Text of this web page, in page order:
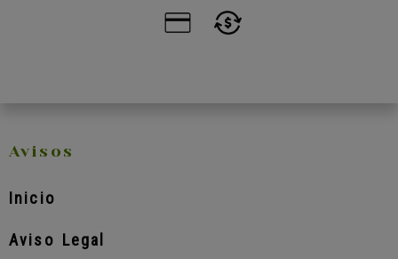
Avisos
Inicio
Aviso Legal